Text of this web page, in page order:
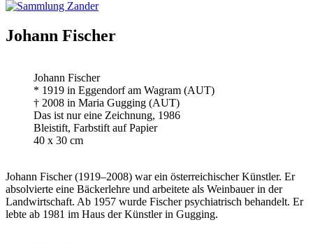
Johann Fischer
Johann Fischer
* 1919 in Eggendorf am Wagram (AUT)
† 2008 in Maria Gugging (AUT)
Das ist nur eine Zeichnung, 1986
Bleistift, Farbstift auf Papier
40 x 30 cm
Johann Fischer (1919–2008) war ein österreichischer Künstler. Er
absolvierte eine Bäckerlehre und arbeitete als Weinbauer in der
Landwirtschaft. Ab 1957 wurde Fischer psychiatrisch behandelt. Er
lebte ab 1981 im Haus der Künstler in Gugging.